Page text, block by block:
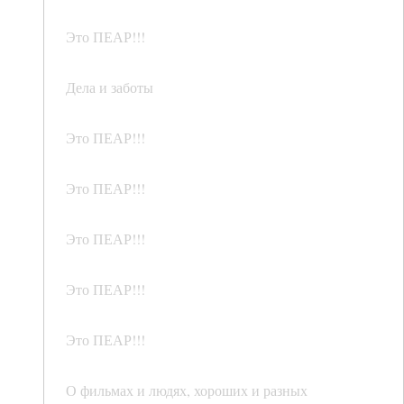
Это ПЕАР!!!
Дела и заботы
Это ПЕАР!!!
Это ПЕАР!!!
Это ПЕАР!!!
Это ПЕАР!!!
Это ПЕАР!!!
О фильмах и людях, хороших и разных